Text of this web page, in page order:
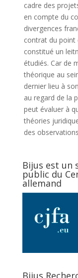
cadre des
en compte du
divergences
contrat du point
constitué un
étudiés. Car de
théorique au
dernier lieu à
au regard de la
peut évaluer à
théories
des
Bijus est un
public du
allemand
Bijus